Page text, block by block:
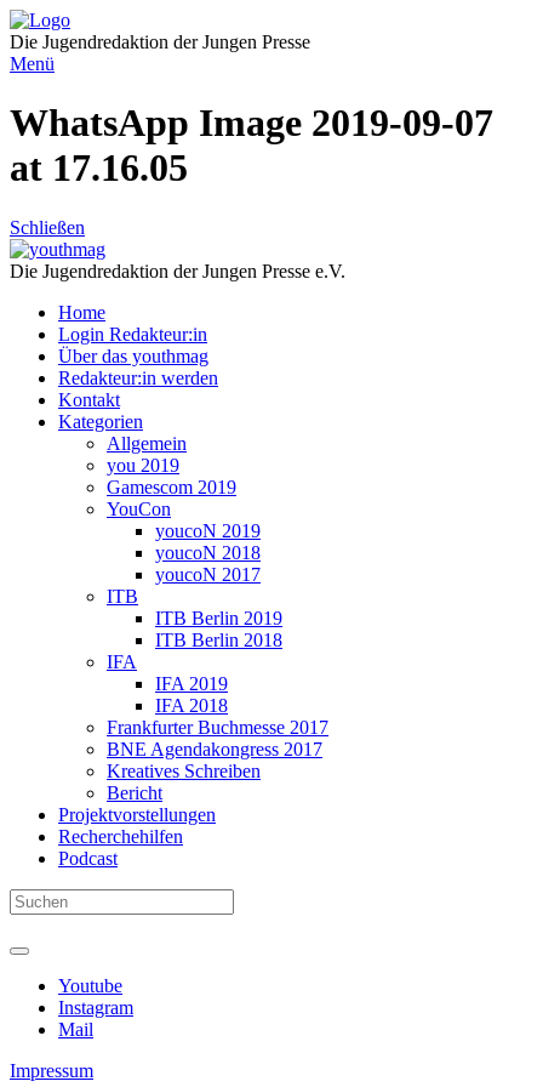
Direkt
zum
Inhalt
Die Jugendredaktion der Jungen Presse
Menü
WhatsApp Image 2019-09-07
at 17.16.05
Schließen
Die Jugendredaktion der Jungen Presse e.V.
Home
Login Redakteur:in
Über das youthmag
Redakteur:in werden
Kontakt
Kategorien
Allgemein
you 2019
Gamescom 2019
YouCon
youcoN 2019
youcoN 2018
youcoN 2017
ITB
ITB Berlin 2019
ITB Berlin 2018
IFA
IFA 2019
IFA 2018
Frankfurter Buchmesse 2017
BNE Agendakongress 2017
Kreatives Schreiben
Bericht
Projektvorstellungen
Recherchehilfen
Podcast
Youtube
Instagram
Mail
Impressum